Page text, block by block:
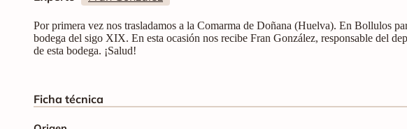
Por primera vez nos trasladamos a la Comarma de Doñana (Huelva). En Bollulos
bodega del sigo XIX. En esta ocasión nos recibe Fran González, responsable del
de esta bodega. ¡Salud!
Ficha técnica